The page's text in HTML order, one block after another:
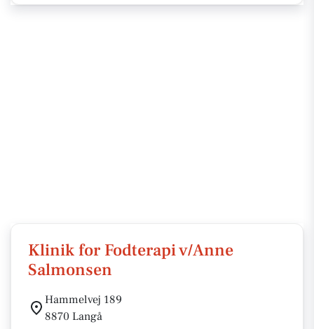
Klinik for Fodterapi v/Anne
Salmonsen
Hammelvej 189
8870 Langå